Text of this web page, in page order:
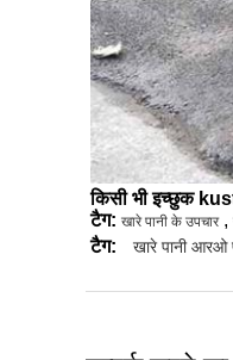
किसी भी इच्छुक
टैग: खारे पानी के उपचार,
टैग: खारे पानी आरओ